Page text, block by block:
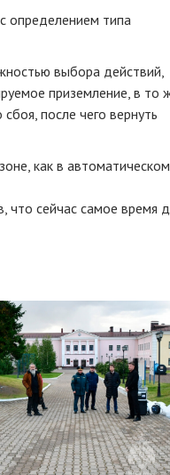
определением типа
выбора действий,
приземление, в то
после чего вернуть
как в автоматическом
что сейчас самое время